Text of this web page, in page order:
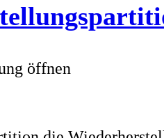
öffnen